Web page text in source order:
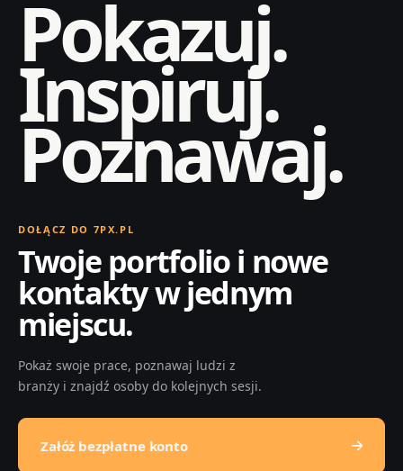
Pokazuj.
Inspiruj.
Poznawaj.
DOŁĄCZ DO 7PX.PL
Twoje portfolio i nowe
kontakty w jednym
miejscu.
Pokaż swoje prace, poznawaj ludzi z
branży i znajdź osoby do kolejnych sesji.
Załóż bezpłatne konto